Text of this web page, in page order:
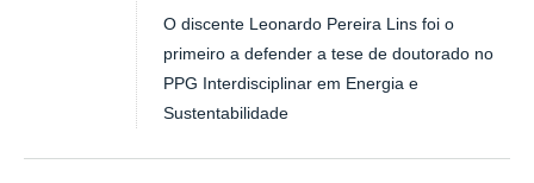
O discente Leonardo Pereira Lins foi o
primeiro a defender a tese de doutorado no
PPG Interdisciplinar em Energia e
Sustentabilidade